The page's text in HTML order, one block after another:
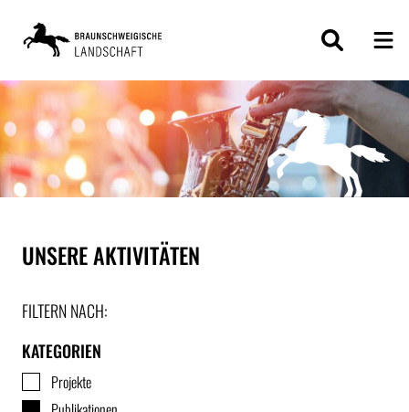
ZUM
INHALT
UNSERE AKTIVITÄTEN
FILTERN NACH:
KATEGORIEN
Projekte